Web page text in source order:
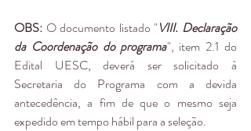
OBS: O documento listado "VIII. Declaração
da Coordenação do programa", item 2.1 do
Edital UESC, deverá ser solicitado à
Secretaria do Programa com a devida
antecedência, a fim de que o mesmo seja
expedido em tempo hábil para a seleção.